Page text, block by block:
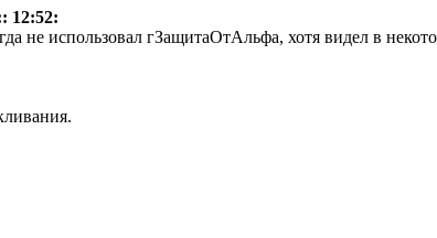
12:52:
не использовал гЗащитаОтАльфа, хотя видел в